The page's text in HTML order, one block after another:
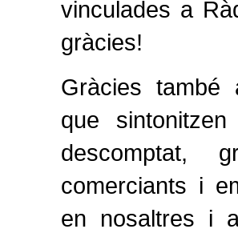
vinculades a
gràcies!
Gràcies també
que
descomptat,
comerciants i
en nosaltres i